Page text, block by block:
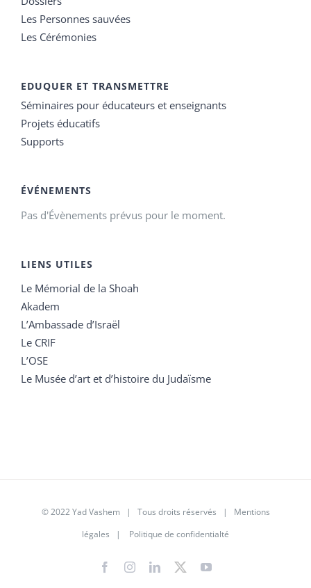
Les Personnes sauvées
Les Cérémonies
EDUQUER ET TRANSMETTRE
Séminaires pour éducateurs et enseignants
Projets éducatifs
Supports
ÉVÉNEMENTS
Pas d'Évènements prévus pour le moment.
LIENS UTILES
Le Mémorial de la Shoah
Akadem
L’Ambassade d’Israël
Le CRIF
L’OSE
Le Musée d’art et d’histoire du Judaïsme
© 2022 Yad Vashem | Tous droits réservés | Mentions
légales | Politique de confidentialté
FacebookInstagramLinkedIn
X YouTube